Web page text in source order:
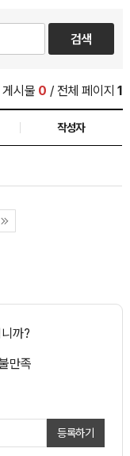
시물 0 / 전체 페이지1
작성자
까?
만족
등록하기